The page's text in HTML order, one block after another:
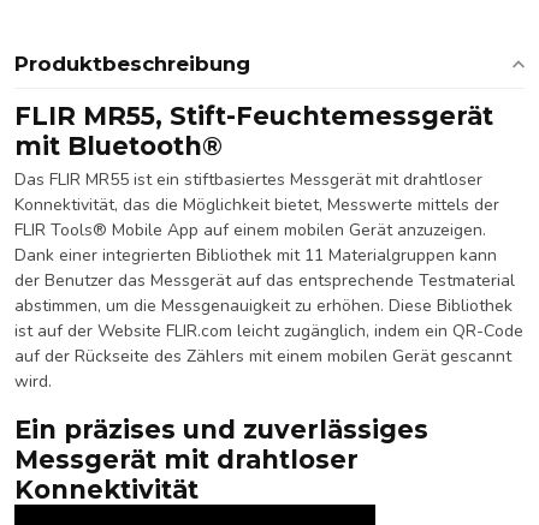
Produktbeschreibung
FLIR MR55, Stift-Feuchtemessgerät
mit Bluetooth®
Das FLIR MR55 ist ein stiftbasiertes Messgerät mit drahtloser
Konnektivität, das die Möglichkeit bietet, Messwerte mittels der
FLIR Tools® Mobile App auf einem mobilen Gerät anzuzeigen.
Dank einer integrierten Bibliothek mit 11 Materialgruppen kann
der Benutzer das Messgerät auf das entsprechende Testmaterial
abstimmen, um die Messgenauigkeit zu erhöhen. Diese Bibliothek
ist auf der Website FLIR.com leicht zugänglich, indem ein QR-Code
auf der Rückseite des Zählers mit einem mobilen Gerät gescannt
wird.
Ein präzises und zuverlässiges
Messgerät mit drahtloser
Konnektivität